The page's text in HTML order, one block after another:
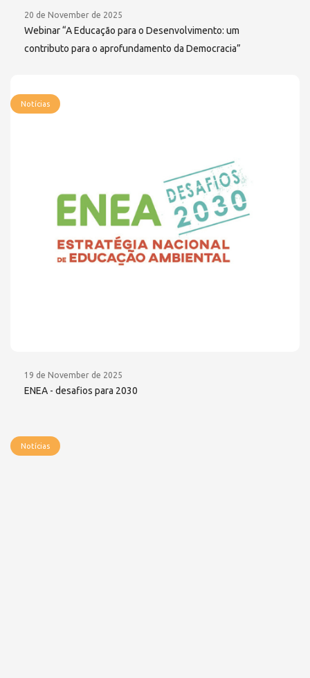
20 de November de 2025
Webinar “A Educação para o Desenvolvimento: um
contributo para o aprofundamento da Democracia”
Notícias
19 de November de 2025
ENEA - desafios para 2030
Notícias